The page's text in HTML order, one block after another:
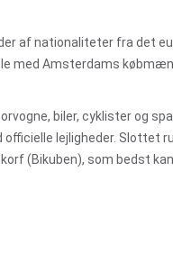
af nationaliteter fra det
med Amsterdams
biler, cyklister og
officielle lejligheder. Slottet
(Bikuben), som bedst